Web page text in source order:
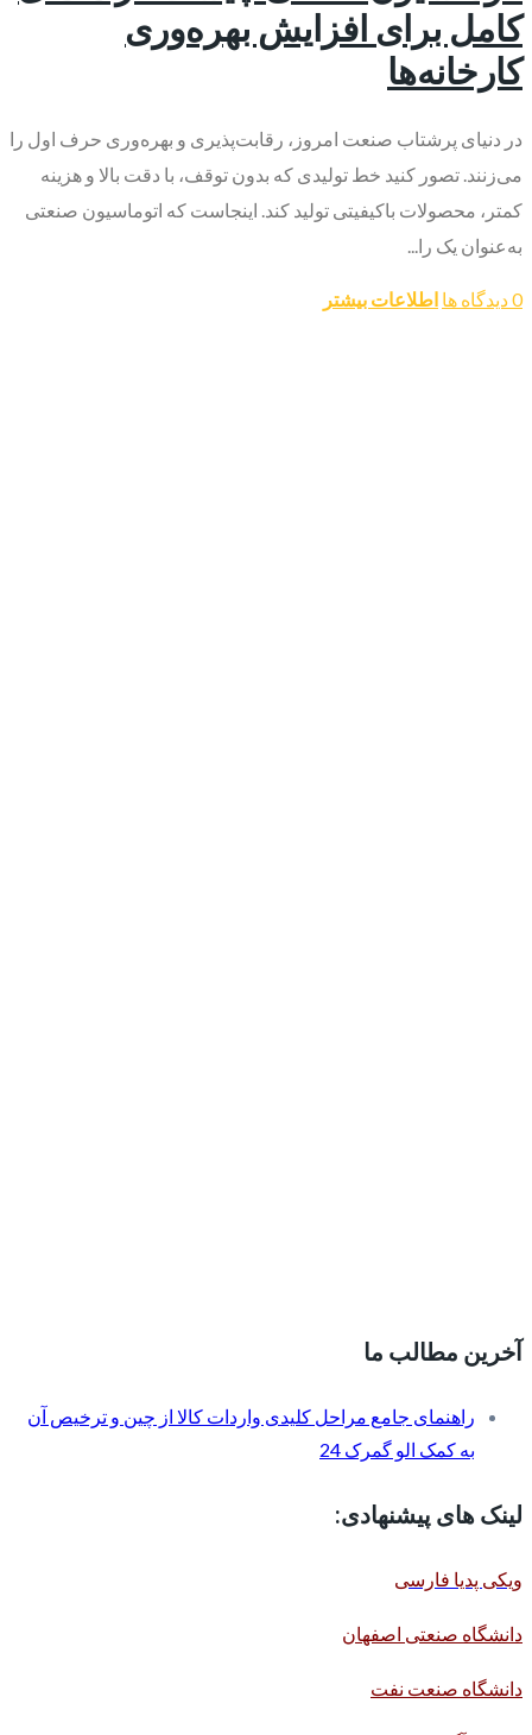
کامل برای افزایش بهره‌وری
کارخانه‌ها
در دنیای پرشتاب صنعت امروز، رقابت‌پذیری و بهره‌وری حرف اول را
می‌زنند. تصور کنید خط تولیدی که بدون توقف، با دقت بالا و هزینه
کمتر، محصولات باکیفیتی تولید کند. اینجاست که اتوماسیون صنعتی
به‌عنوان یک را...
0 دیدگاه ها اطلاعات بیشتر
آخرین مطالب ما
راهنمای جامع مراحل کلیدی واردات کالا از چین و ترخیص آن
به کمک الو گمرک 24
لینک های پیشنهادی:
ویکی پدیا فارسی
دانشگاه صنعتی اصفهان
دانشگاه صنعت نفت